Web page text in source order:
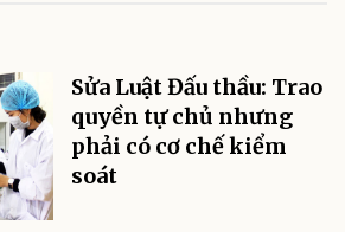
Sửa Luật Đấu thầu: Trao
quyền tự chủ nhưng
phải có cơ chế kiểm
soát